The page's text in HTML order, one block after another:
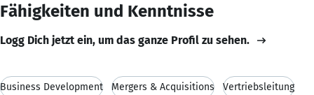
Fähigkeiten und Kenntnisse
Logg Dich jetzt ein, um das ganze Profil zu sehen.
Business Development Mergers & Acquisitions Vertriebsleitung